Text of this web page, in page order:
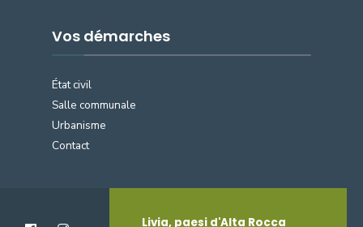
Vos démarches
État civil
Salle communale
Urbanisme
Contact
Livia, paesi d'Alta Rocca